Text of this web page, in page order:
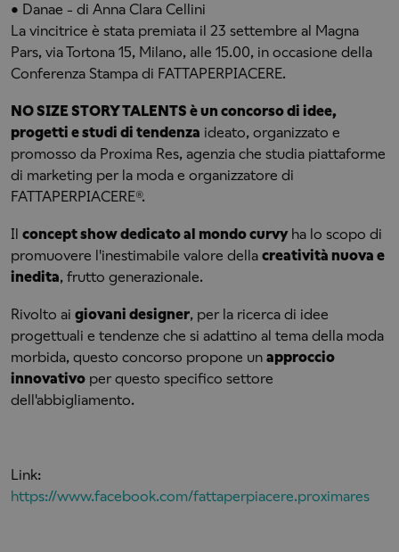
• Danae - di Anna Clara Cellini
La vincitrice è stata premiata il 23 settembre al Magna
Pars, via Tortona 15, Milano, alle 15.00, in occasione della
Conferenza Stampa di FATTAPERPIACERE.
NO SIZE STORY TALENTS è un concorso di idee,
progetti e studi di tendenza ideato, organizzato e
promosso da Proxima Res, agenzia che studia piattaforme
di marketing per la moda e organizzatore di
FATTAPERPIACERE®.
Il concept show dedicato al mondo curvyha lo scopo di
promuovere l'inestimabile valore della creatività nuova e
inedita, frutto generazionale.
Rivolto ai giovani designer, per la ricerca di idee
progettuali e tendenze che si adattino al tema della moda
morbida, questo concorso propone un approccio
innovativo per questo specifico settore
dell'abbigliamento.
Link:
https://www.facebook.com/fattaperpiacere.proximares